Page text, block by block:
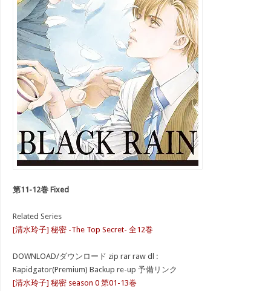
第11-12巻 Fixed
Related Series
[清水玲子] 秘密 -The Top Secret- 全12巻
DOWNLOAD/ダウンロード zip rar raw dl :
Rapidgator(Premium) Backup re-up 予備リンク
[清水玲子] 秘密 season 0 第01-13巻